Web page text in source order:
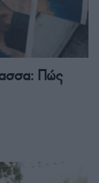
Πώς